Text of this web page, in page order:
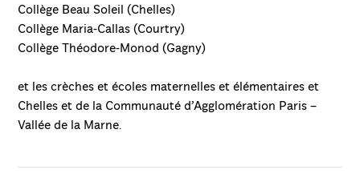
Collège Beau Soleil (Chelles)
Collège Maria-Callas (Courtry)
Collège Théodore-Monod (Gagny)
et les crèches et écoles maternelles et élémentaires et
Chelles et de la Communauté d’Agglomération Paris –
Vallée de la Marne.